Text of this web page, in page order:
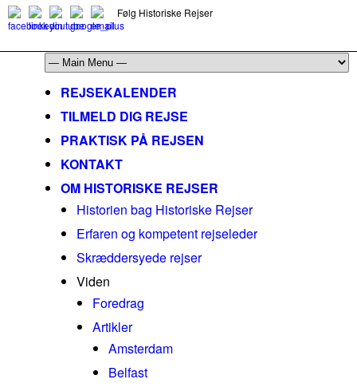
Følg Historiske Rejser
REJSEKALENDER
TILMELD DIG REJSE
PRAKTISK PÅ REJSEN
KONTAKT
OM HISTORISKE REJSER
Historien bag Historiske Rejser
Erfaren og kompetent rejseleder
Skræddersyede rejser
Viden
Foredrag
Artikler
Amsterdam
Belfast